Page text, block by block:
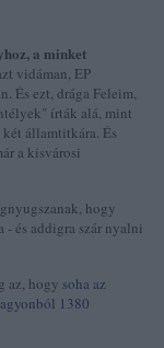
a minket
vidáman, EP
És ezt, drága Feleim,
írták alá, mint
államtitkára. És
a kisvárosi
hogy
és addigra szár nyalni
az, hogy soha az
1380